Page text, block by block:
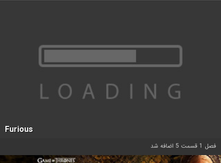
Furious
فصل 1 قسمت 5 اضافه شد